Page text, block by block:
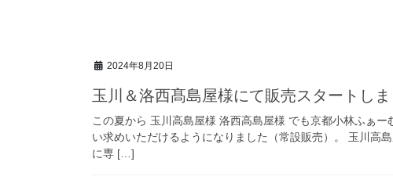
2024年8月20日
玉川＆洛西髙島屋様にて販売スタートしま
この夏から 玉川高島屋様 洛西高島屋様 でも京都小林ふぁ
い求めいただけるようになりました（常設販売）。 玉川高
に専 […]